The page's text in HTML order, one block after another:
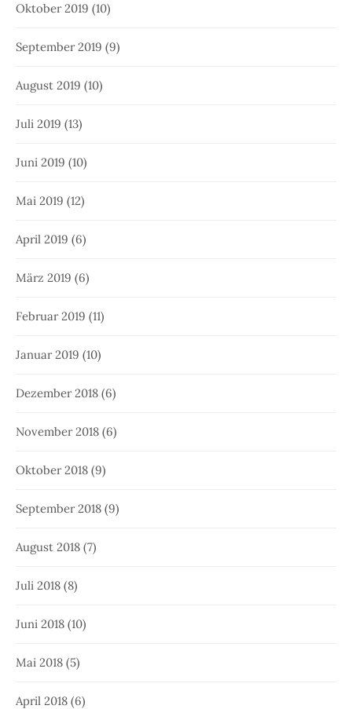
Oktober 2019 (10)
September 2019 (9)
August 2019 (10)
Juli 2019 (13)
Juni 2019 (10)
Mai 2019 (12)
April 2019 (6)
März 2019 (6)
Februar 2019 (11)
Januar 2019 (10)
Dezember 2018 (6)
November 2018 (6)
Oktober 2018 (9)
September 2018 (9)
August 2018 (7)
Juli 2018 (8)
Juni 2018 (10)
Mai 2018 (5)
April 2018 (6)